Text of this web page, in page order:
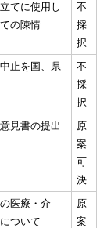
てに使用し
の陳情
不
採
択
止を国、県
不
採
択
見書の提出
原
案
可
決
医療・介
ついて
原
案